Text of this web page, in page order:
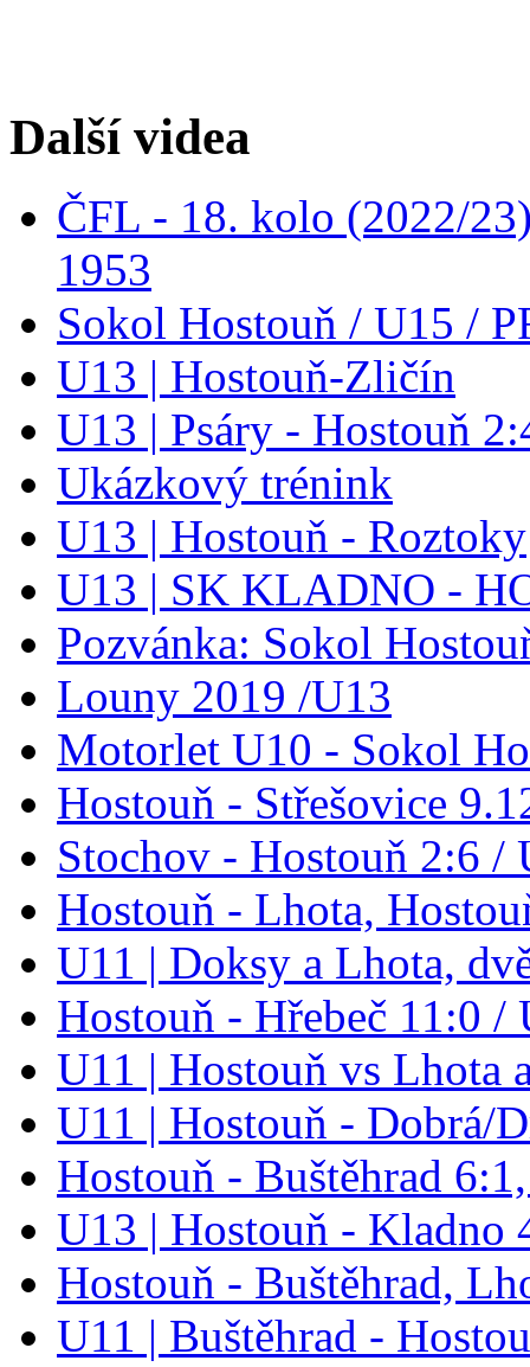
Další videa
ČFL - 18. kolo (2022/
1953
Sokol Hostouň / U15 /
U13 | Hostouň-Zličín
U13 | Psáry - Hostouň
Ukázkový trénink
U13 | Hostouň - Roztoky
U13 | SK KLADNO -
Pozvánka: Sokol
Louny 2019 /U13
Motorlet U10 - Sokol
Hostouň - Střešovice
Stochov - Hostouň 2:6 /
Hostouň - Lhota,
U11 | Doksy a Lhota,
Hostouň - Hřebeč 11:0 /
U11 | Hostouň vs Lhota
U11 | Hostouň - Dobrá/
Hostouň - Buštěhrad
U13 | Hostouň - Kladno
Hostouň - Buštěhrad,
U11 | Buštěhrad -